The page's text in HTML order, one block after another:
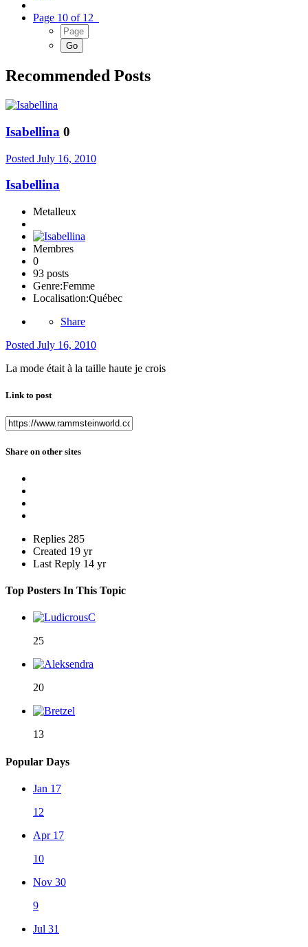
Page 10 of 12
Recommended Posts
Isabellina 0
Posted July 16, 2010
Isabellina
Metalleux
Membres
0
93 posts
Genre:Femme
Localisation:Québec
Share
Posted July 16, 2010
La mode était à la taille haute je crois
Link to post
Share on other sites
Replies 285
Created 19 yr
Last Reply 14 yr
Top Posters In This Topic
25
20
13
Popular Days
Jan 17
12
Apr 17
10
Nov 30
9
Jul 31